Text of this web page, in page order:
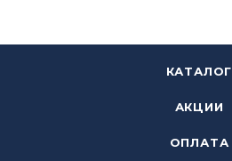
КАТАЛОГ
АКЦИИ
ОПЛАТА